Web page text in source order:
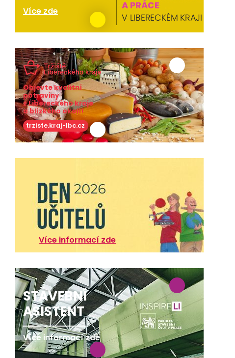
Více zde
Objevte kvalitní
potraviny
z Libereckého kraje
a blízkého okolí!
trziste.kraj-lbc.cz
Více informací zde
STAVEBNÍ
ASISTENT
Více informací zde